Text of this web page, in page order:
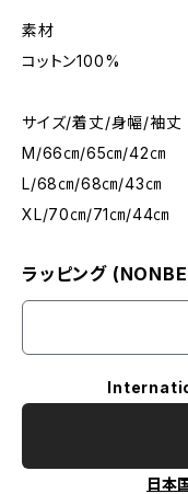
素材
コットン100%
サイズ/着丈/身幅/袖丈
M/66㎝/65㎝/42㎝
L/68㎝/68㎝/43㎝
XL/70㎝/71㎝/44㎝
ラッピング
日本